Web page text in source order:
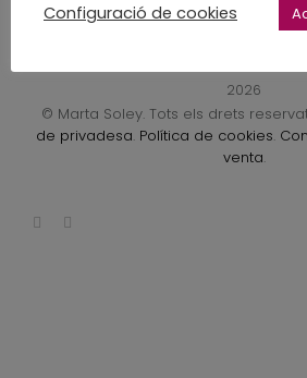
2026
© Marta Soley. Tots els drets
de privadesa. Política de cookies.
venta.
Configuració de cookies